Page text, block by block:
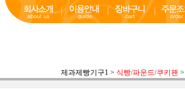
제과제빵기구1 > 식빵/파운드/쿠키팬 >